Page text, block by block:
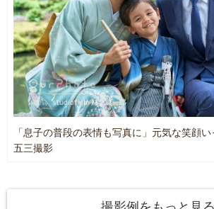
ロケーション撮影の場合は、事前に撮影許可
ます。
そちらをご確認いただいてからのご予約をお
撮影許可が必要な場合はお客様のほうで許可
す。
※入園料について
だいております。
ご了承くださいませ。
※撮影小道具について
撮影に使いたい小道具がある場合はお客様の
「息子の普段の表情も写真に」元気な笑顔
五三撮影